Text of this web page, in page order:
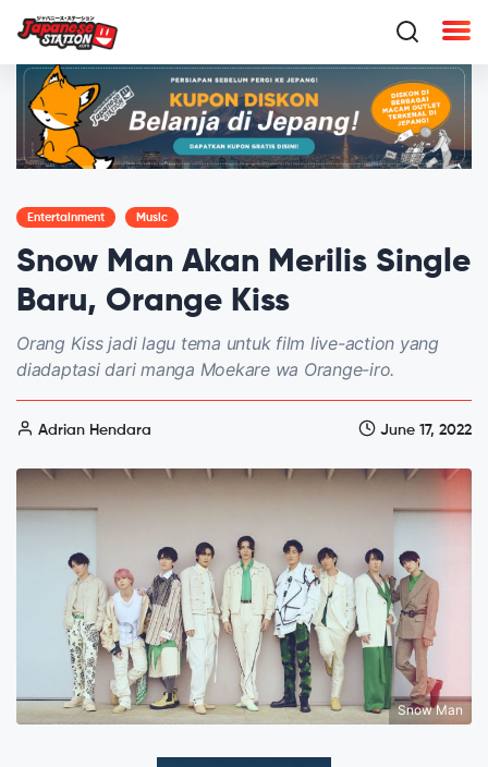
Entertainment Music
Snow Man Akan Merilis Single
Baru, Orange Kiss
Orang Kiss jadi lagu tema untuk film live-action yang
diadaptasi dari manga Moekare wa Orange-iro.
Adrian Hendara June 17, 2022
Snow Man